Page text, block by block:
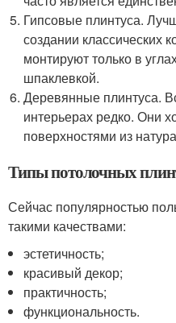
Гипсовые плинтуса.
создании классических
монтируют только в
шпаклевкой.
Деревянные плинтуса.
интерьерах редко. Они
поверхностями из
Типы потолочных
Сейчас популярностью
такими качествами:
эстетичность;
красивый декор;
практичность;
функциональность.